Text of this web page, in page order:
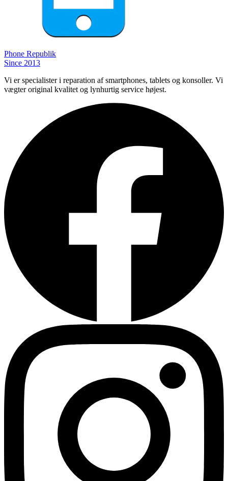
Phone Republik
Since 2013
Vi er specialister i reparation af smartphones, tablets og konsoller. Vi
vægter original kvalitet og lynhurtig service højest.